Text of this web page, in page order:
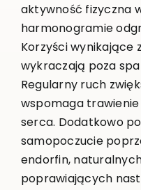
aktywność fizyczna
harmonogramie
Korzyści wynikające
wykraczają poza
Regularny ruch
wspomaga
serca. Dodatkowo
samopoczucie
endorfin,
poprawiających